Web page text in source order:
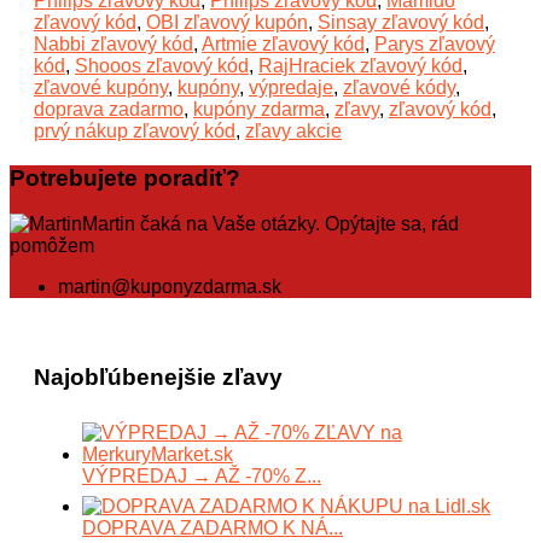
zľavový kód, OBI zľavový kupón, Sinsay zľavový kód,
Nabbi zľavový kód, Artmie zľavový kód, Parys zľavový
kód, Shooos zľavový kód, RajHraciek zľavový kód,
zľavové kupóny, kupóny, výpredaje, zľavové kódy,
doprava zadarmo, kupóny zdarma, zľavy, zľavový kód,
prvý nákup zľavový kód, zľavy akcie
Potrebujete poradiť?
Martin čaká na Vaše otázky. Opýtajte sa, rád
pomôžem
martin@kuponyzdarma.sk
Najobľúbenejšie zľavy
VÝPREDAJ → AŽ -70% Z...
DOPRAVA ZADARMO K NÁ...